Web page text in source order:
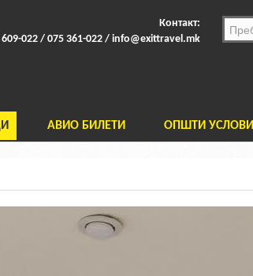
Контакт:
022 / 075 361-022 / info@exittravel.mk
АВИО БИЛЕТИ ОПШТИ УСЛОВИ